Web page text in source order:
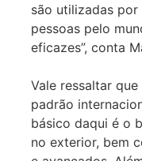
são utilizadas
pessoas pelo
eficazes”, conta
Vale ressaltar
padrão
básico daqui é o
no exterior, bem